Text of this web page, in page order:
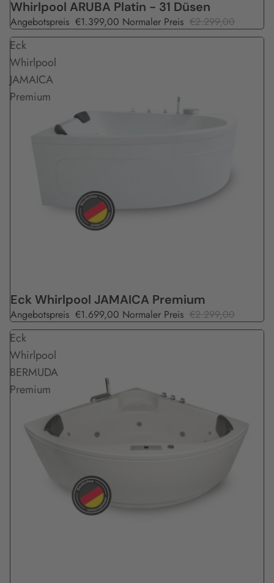
Angebot
Whirlpool ARUBA Platin - 31 Düsen
Angebotspreis €1.399,00 Normaler Preis €2.299,00
Eck
Whirlpool
JAMAICA
Premium
Angebot
Eck Whirlpool JAMAICA Premium
Angebotspreis €1.699,00 Normaler Preis €2.299,00
Eck
Whirlpool
BERMUDA
Premium